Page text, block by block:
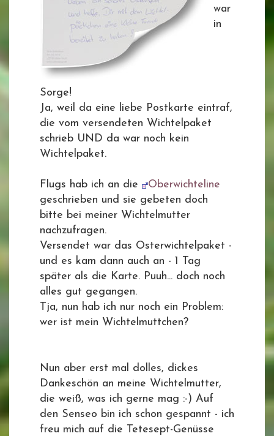
war
in
Sorge!
Ja, weil da eine liebe Postkarte eintraf,
die vom versendeten Wichtelpaket
schrieb UND da war noch kein
Wichtelpaket.
Flugs hab ich an die
Oberwichteline
geschrieben und sie gebeten doch
bitte bei meiner Wichtelmutter
nachzufragen.
Versendet war das Osterwichtelpaket -
und es kam dann auch an - 1 Tag
später als die Karte. Puuh... doch noch
alles gut gegangen.
Tja, nun hab ich nur noch ein Problem:
wer ist mein Wichtelmuttchen?
Nun aber erst mal dolles, dickes
Dankeschön an meine Wichtelmutter,
die weiß, was ich gerne mag :-) Auf
den Senseo bin ich schon gespannt - ich
freu mich auf die Tetesept-Genüsse